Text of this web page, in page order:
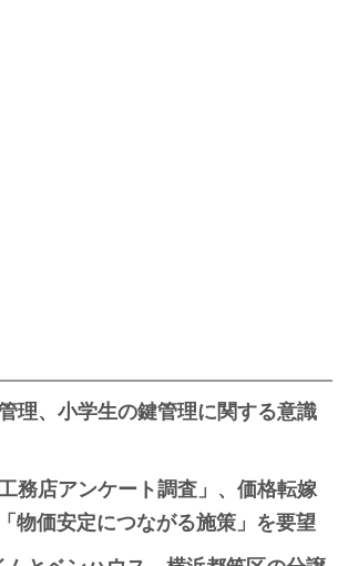
理、小学生の鍵管理に関する意識
務店アンケート調査」、価格転嫁
物価安定につながる施策」を要望